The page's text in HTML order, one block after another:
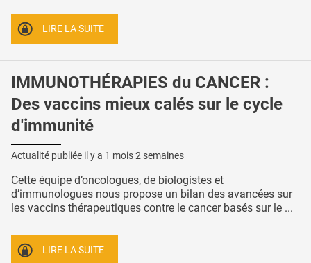
LIRE LA SUITE
IMMUNOTHÉRAPIES du CANCER :
Des vaccins mieux calés sur le cycle
d'immunité
Actualité publiée il y a 1 mois 2 semaines
Cette équipe d’oncologues, de biologistes et
d’immunologues nous propose un bilan des avancées sur
les vaccins thérapeutiques contre le cancer basés sur le ...
LIRE LA SUITE